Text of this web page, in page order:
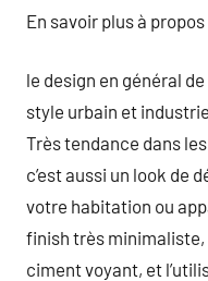
En savoir plus à propos
le design en général
style urbain et
Très tendance dans
c’est aussi un look de
votre habitation ou
finish très minimaliste,
ciment voyant, et